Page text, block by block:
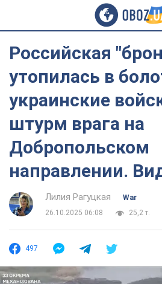
Российская
утопилась в
украинские
штурм врага на
Добропольском
направлении.
Лилия Рагуцкая
War
26.10.2025 06:08
25,2 т.
497